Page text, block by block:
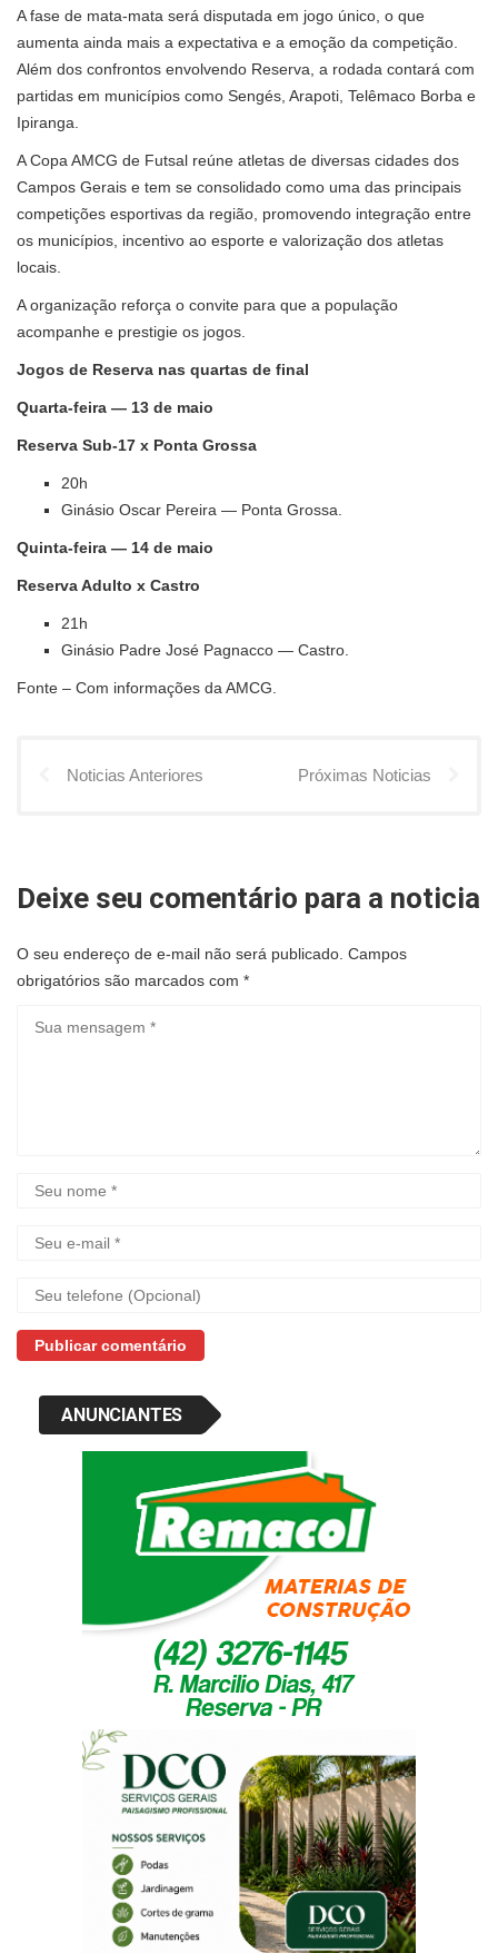
A fase de mata-mata será disputada em jogo único, o que
aumenta ainda mais a expectativa e a emoção da competição.
Além dos confrontos envolvendo Reserva, a rodada contará com
partidas em municípios como Sengés, Arapoti, Telêmaco Borba e
Ipiranga.
A Copa AMCG de Futsal reúne atletas de diversas cidades dos
Campos Gerais e tem se consolidado como uma das principais
competições esportivas da região, promovendo integração entre
os municípios, incentivo ao esporte e valorização dos atletas
locais.
A organização reforça o convite para que a população
acompanhe e prestigie os jogos.
Jogos de Reserva nas quartas de final
Quarta-feira — 13 de maio
Reserva Sub-17 x Ponta Grossa
20h
Ginásio Oscar Pereira — Ponta Grossa.
Quinta-feira — 14 de maio
Reserva Adulto x Castro
21h
Ginásio Padre José Pagnacco — Castro.
Fonte – Com informações da AMCG.
Noticias Anteriores Próximas Noticias
Deixe seu comentário para a noticia
O seu endereço de e-mail não será publicado. Campos
obrigatórios são marcados com *
ANUNCIANTES